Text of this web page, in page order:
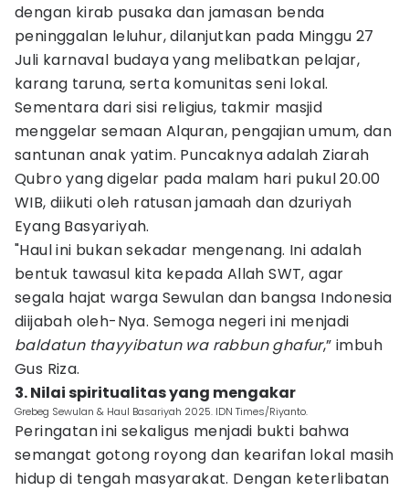
dengan kirab pusaka dan jamasan benda
peninggalan leluhur, dilanjutkan pada Minggu 27
Juli karnaval budaya yang melibatkan pelajar,
karang taruna, serta komunitas seni lokal.
Sementara dari sisi religius, takmir masjid
menggelar semaan Alquran, pengajian umum, dan
santunan anak yatim. Puncaknya adalah Ziarah
Qubro yang digelar pada malam hari pukul 20.00
WIB, diikuti oleh ratusan jamaah dan dzuriyah
Eyang Basyariyah.
"Haul ini bukan sekadar mengenang. Ini adalah
bentuk tawasul kita kepada Allah SWT, agar
segala hajat warga Sewulan dan bangsa Indonesia
diijabah oleh-Nya. Semoga negeri ini menjadi
baldatun thayyibatun wa rabbun ghafur,” imbuh
Gus Riza.
3. Nilai spiritualitas yang mengakar
Grebeg Sewulan & Haul Basariyah 2025. IDN Times/Riyanto.
Peringatan ini sekaligus menjadi bukti bahwa
semangat gotong royong dan kearifan lokal masih
hidup di tengah masyarakat. Dengan keterlibatan